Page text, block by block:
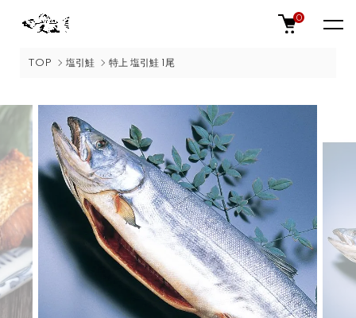
0
TOP 塩引鮭 特上 塩引鮭 1尾